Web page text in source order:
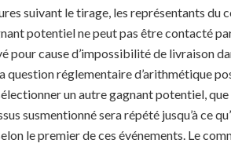
suivant le tirage, les représentants du
potentiel ne peut pas être contacté
pour cause d’impossibilité de livraison
réglementaire d’arithmétique
un autre gagnant potentiel,
susmentionné sera répété jusqu’à ce
le premier de ces événements. Le